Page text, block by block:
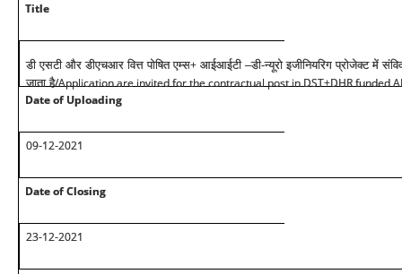
Title
डी एसटी और डीएचआर वित्त पोषित एम्स+ आईआईटी –डी-न्यूरो इजीनियरिग प्रोजेक्ट में
जाता है/Application are invited for the contractual post in DST+DHR funded
Date of Uploading
09-12-2021
Date of Closing
23-12-2021